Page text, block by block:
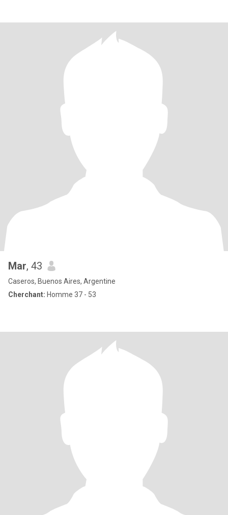
Mar, 43
Caseros, Buenos Aires, Argentine
Cherchant: Homme 37 - 53